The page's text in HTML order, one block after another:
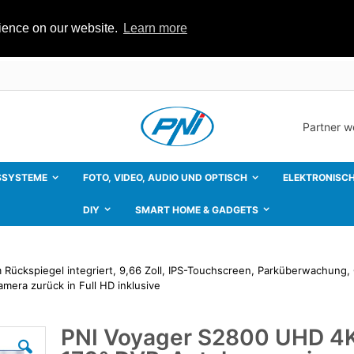
on our website. Learn more
Partner
FOTO, VIDEO, AUDIO UND OPTISCH
DIY SMART HOME & GADGETS
Rückspiegel integriert, 9,66 Zoll, IPS-Touchscreen,
zurück in Full HD inklusive
AnfangPNI Voyager S2800 UHD